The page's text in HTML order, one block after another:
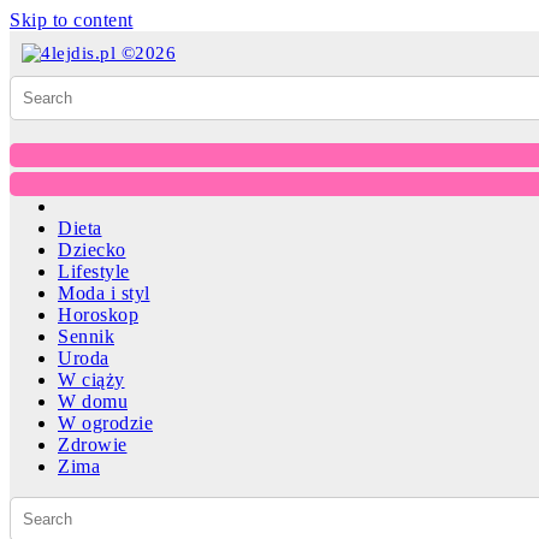
Skip to content
Dieta
Dziecko
Lifestyle
Moda i styl
Horoskop
Sennik
Uroda
W ciąży
W domu
W ogrodzie
Zdrowie
Zima